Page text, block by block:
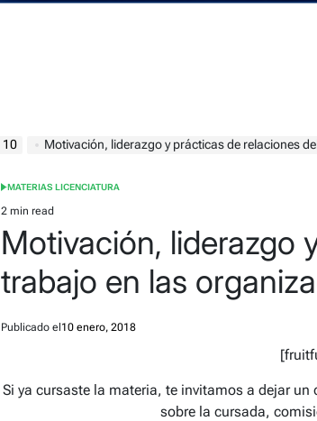
10 Motivación, liderazgo y prácticas de relaciones del
POSTED
IN
MATERIAS LICENCIATURA
Estimated
read
time
2 min read
Motivación, liderazgo
trabajo en las
Publicado el 10 enero, 2018
Si ya cursaste la materia, te invitamos a dejar
sobre la cursada,